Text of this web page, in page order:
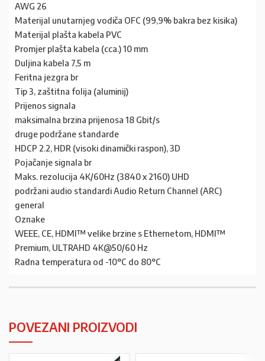
AWG 26
Materijal unutarnjeg vodiča OFC (99,9% bakra bez kisika)
Materijal plašta kabela PVC
Promjer plašta kabela (cca.) 10 mm
Duljina kabela 7,5 m
Feritna jezgra br
Tip 3, zaštitna folija (aluminij)
Prijenos signala
maksimalna brzina prijenosa 18 Gbit/s
druge podržane standarde
HDCP 2.2, HDR (visoki dinamički raspon), 3D
Pojačanje signala br
Maks. rezolucija 4K/60Hz (3840 x 2160) UHD
podržani audio standardi Audio Return Channel (ARC)
general
Oznake
WEEE, CE, HDMI™ velike brzine s Ethernetom, HDMI™
Premium, ULTRAHD 4K@50/60 Hz
Radna temperatura od -10°C do 80°C
POVEZANI PROIZVODI